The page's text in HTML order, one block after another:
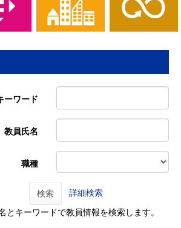
ーワード
教員氏名
職種
検索 詳細検索
とキーワードで教員情報を検索します。